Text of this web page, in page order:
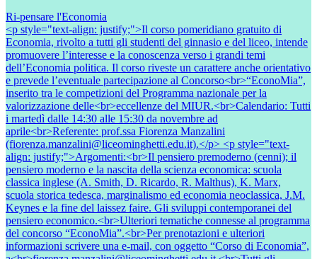
Ri-pensare l'Economia
<p style="text-align: justify;">Il corso pomeridiano gratuito di
Economia, rivolto a tutti gli studenti del ginnasio e del liceo, intende
promuovere l’interesse e la conoscenza verso i grandi temi
dell’Economia politica. Il corso riveste un carattere anche orientativo
e prevede l’eventuale partecipazione al Concorso<br>“EconoMia”,
inserito tra le competizioni del Programma nazionale per la
valorizzazione delle<br>eccellenze del MIUR.<br>Calendario: Tutti
i martedì dalle 14:30 alle 15:30 da novembre ad
aprile<br>Referente: prof.ssa Fiorenza Manzalini
(fiorenza.manzalini@liceominghetti.edu.it).</p> <p style="text-
align: justify;">Argomenti:<br>Il pensiero premoderno (cenni); il
pensiero moderno e la nascita della scienza economica: scuola
classica inglese (A. Smith, D. Ricardo, R. Malthus), K. Marx,
scuola storica tedesca, marginalismo ed economia neoclassica, J.M.
Keynes e la fine del laissez faire. Gli sviluppi contemporanei del
pensiero economico.<br>Ulteriori tematiche connesse al programma
del concorso “EconoMia”.<br>Per prenotazioni e ulteriori
informazioni scrivere una e-mail, con oggetto “Corso di Economia”,